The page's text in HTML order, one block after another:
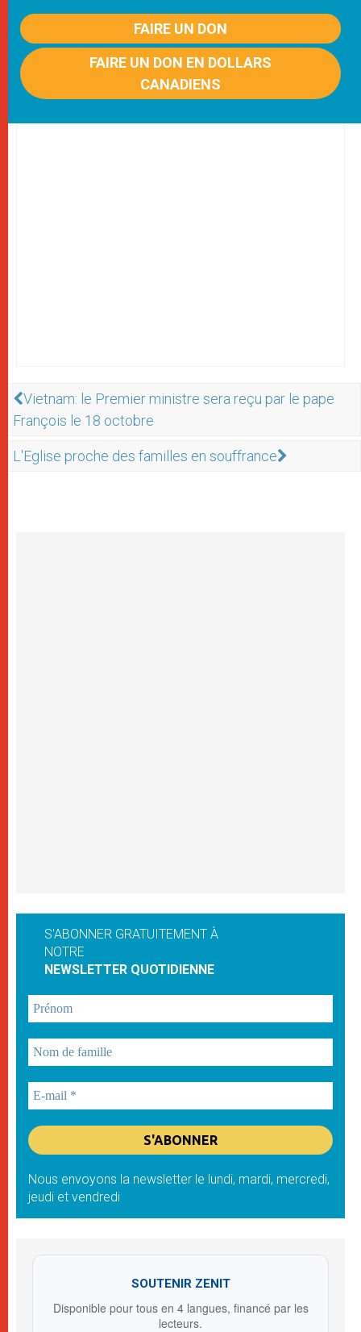
FAIRE UN DON
FAIRE UN DON EN DOLLARS
CANADIENS
Vietnam: le Premier ministre sera reçu par le pape
François le 18 octobre
L'Eglise proche des familles en souffrance
S'ABONNER GRATUITEMENT À
NOTRE
NEWSLETTER QUOTIDIENNE
Nous envoyons la newsletter le lundi, mardi, mercredi,
jeudi et vendredi
SOUTENIR ZENIT
Disponible pour tous en 4 langues, financé par les
lecteurs.